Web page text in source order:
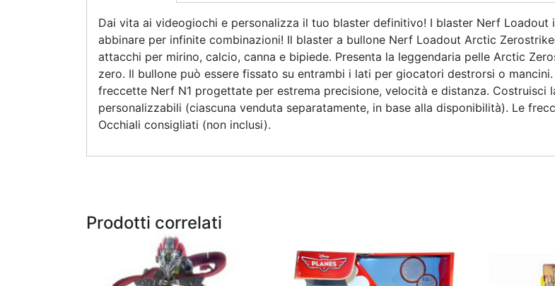
Dai vita ai videogiochi e personalizza il tuo blaster definitivo! I blaster Nerf
abbinare per infinite combinazioni! Il blaster a bullone Nerf Loadout Arctic
attacchi per mirino, calcio, canna e bipiede. Presenta la leggendaria pelle Arctic
zero. Il bullone può essere fissato su entrambi i lati per giocatori destrorsi o
freccette Nerf N1 progettate per estrema precisione, velocità e distanza.
personalizzabili (ciascuna venduta separatamente, in base alla disponibilità). Le
Occhiali consigliati (non inclusi).
Prodotti correlati